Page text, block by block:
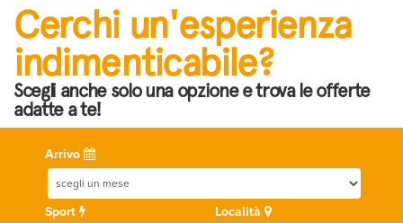
Cerchi un'esperienza
indimenticabile?
Scegli anche solo una opzione e trova le offerte
adatte a te!
Arrivo
Sport Località